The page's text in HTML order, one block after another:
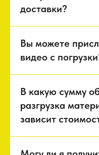
доставки?
Вы можете
видео с
В какую сумму
разгрузка
зависит